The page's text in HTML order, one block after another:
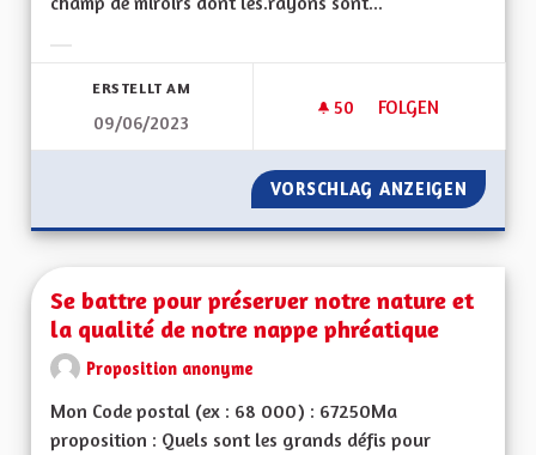
ERSTELLT AM
09/06/2023
50 50 FOLLOWER
FOLGEN
FOUR SOLAIRE ET
VORSCHLAG ANZEIGEN FOUR
Se battre pour préserver notre nature et
la qualité de notre nappe phréatique
Proposition anonyme
Mon Code postal (ex : 68 000) : 67250Ma
proposition : Quels sont les grands défis pour